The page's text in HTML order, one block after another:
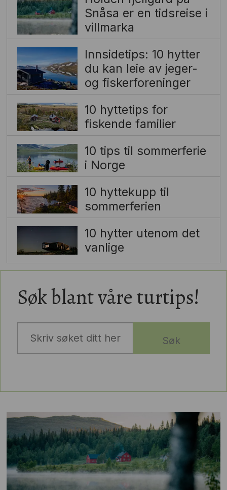
Snåsa er en tidsreise i
villmarka
Innsidetips: 10 hytter
du kan leie av jeger-
og fiskerforeninger
10 hyttetips for
fiskende familier
10 tips til sommerferie
i Norge
10 hyttekupp til
sommerferien
10 hytter utenom det
vanlige
Søk blant våre turtips!
Søk